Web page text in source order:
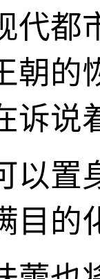
代都
朝的
诉说
以置
目的